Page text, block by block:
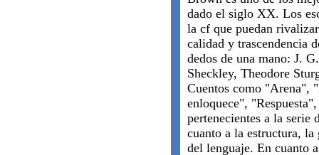
dado el siglo XX. Los
la cf que puedan
calidad y trascendencia
dedos de una mano: J.
Sheckley, Theodore
Cuentos como "Arena",
enloquece",
pertenecientes a la serie
cuanto a la estructura,
del lenguaje. En cuanto